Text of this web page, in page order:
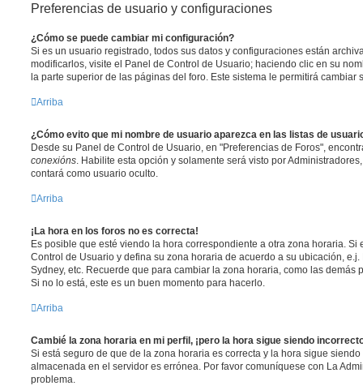
Preferencias de usuario y configuraciones
¿Cómo se puede cambiar mi configuración?
Si es un usuario registrado, todos sus datos y configuraciones están
modificarlos, visite el Panel de Control de Usuario; haciendo clic en su
la parte superior de las páginas del foro. Este sistema le permitirá cambiar
Arriba
¿Cómo evito que mi nombre de usuario aparezca en las listas de
Desde su Panel de Control de Usuario, en "Preferencias de Foros",
conexións . Habilite esta opción y solamente será visto por
contará como usuario oculto.
Arriba
¡La hora en los foros no es correcta!
Es posible que esté viendo la hora correspondiente a otra zona horaria. Si
Control de Usuario y defina su zona horaria de acuerdo a su ubicación, e.j.
Sydney, etc. Recuerde que para cambiar la zona horaria, como las demás
Si no lo está, este es un buen momento para hacerlo.
Arriba
Cambié la zona horaria en mi perfil, ¡pero la hora sigue siendo
Si está seguro de que de la zona horaria es correcta y la hora sigue
almacenada en el servidor es errónea. Por favor comuníquese con La
problema.